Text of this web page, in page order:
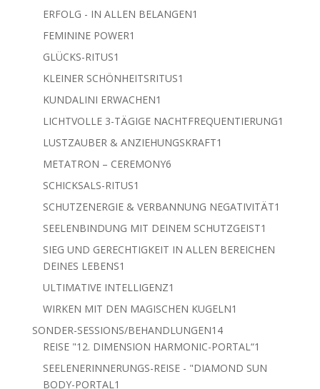
ERFOLG - IN ALLEN BELANGEN1
FEMININE POWER1
GLÜCKS-RITUS1
Produkt
KLEINER SCHÖNHEITSRITUS1
KUNDALINI ERWACHEN1
Produkt
LICHTVOLLE 3-TÄGIGE NACHTFREQUENTIERUNG1
LUSTZAUBER & ANZIEHUNGSKRAFT1
METATRON – CEREMONY66
SCHICKSALS-RITUS1
Produkt
SCHUTZENERGIE & VERBANNUNG NEGATIVITÄT1
SEELENBINDUNG MIT DEINEM SCHUTZGEIST1
Produkt
SIEG UND GERECHTIGKEIT IN ALLEN BEREICHEN
DEINES LEBENS1
Produkt
ULTIMATIVE INTELLIGENZ1
Produkt
WIRKEN MIT DEN MAGISCHEN KUGELN1
SONDER-SESSIONS/BEHANDLUNGEN1414
Produkte
REISE "12. DIMENSION HARMONIC-PORTAL“1
Produkt
SEELENERINNERUNGS-REISE - "DIAMOND SUN
BODY-PORTAL 1